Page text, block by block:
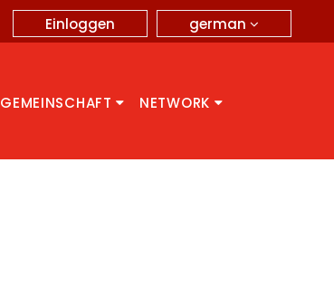
german
Einloggen
GEMEINSCHAFT NETWORK